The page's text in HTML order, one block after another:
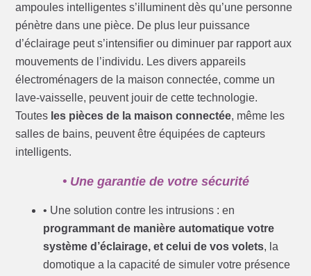
ampoules intelligentes s’illuminent dès qu’une personne
pénètre dans une pièce. De plus leur puissance
d’éclairage peut s’intensifier ou diminuer par rapport aux
mouvements de l’individu. Les divers appareils
électroménagers de la maison connectée, comme un
lave-vaisselle, peuvent jouir de cette technologie.
Toutes les pièces de la maison connectée, même les
salles de bains, peuvent être équipées de capteurs
intelligents.
• Une garantie de votre sécurité
• Une solution contre les intrusions : en
programmant de manière automatique votre
système d’éclairage, et celui de vos volets, la
domotique a la capacité de simuler votre présence